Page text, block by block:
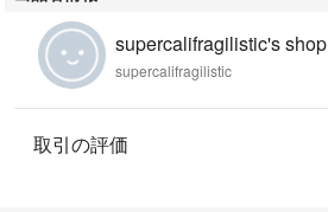
supercalifragilistic's shop
supercalifragilistic
取引の評価